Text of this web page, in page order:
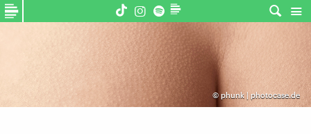
© phunk | photocase.de